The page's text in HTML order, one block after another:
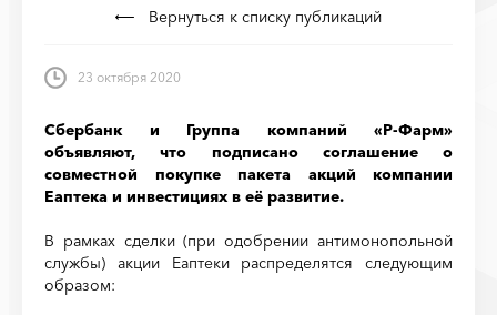
Вернуться к списку публикаций
23 октября 2020
Сбербанк и Группа компаний «Р-Фарм»
объявляют, что подписано соглашение о
совместной покупке пакета акций компании
Еаптека и инвестициях в её развитие.
В рамках сделки (при одобрении антимонопольной
службы) акции Еаптеки распределятся следующим
образом: